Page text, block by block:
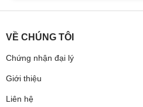
VỀ CHÚNG TÔI
Chứng nhận đại lý
Giới thiệu
Liên hệ